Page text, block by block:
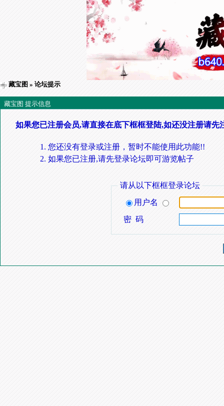
藏宝图 » 论坛提示
藏宝图 提示信息
如果您已注册会员,请直接在底下框框登陆,如还没注册请先
您还没有登录或注册，暂时不能使用此功能!!
如果您已注册,请先登录论坛即可游览帖子
请从以下框框登录论坛
用户名
密 码